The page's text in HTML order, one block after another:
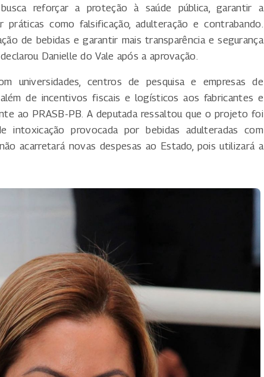
reforçar a proteção à saúde pública, garantir a
como falsificação, adulteração e contrabando.
de bebidas e garantir mais transparência e segurança
Danielle do Vale após a aprovação.
universidades, centros de pesquisa e empresas de
de incentivos fiscais e logísticos aos fabricantes e
ao PRASB-PB. A deputada ressaltou que o projeto foi
intoxicação provocada por bebidas adulteradas com
acarretará novas despesas ao Estado, pois utilizará a